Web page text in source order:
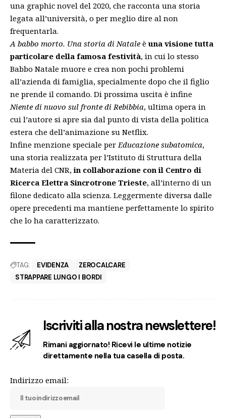
una graphic novel del 2020, che racconta una storia
legata all’università, o per meglio dire al non
frequentarla.
A babbo morto. Una storia di Natale è una visione tutta
particolare della famosa festività, in cui lo stesso
Babbo Natale muore e crea non pochi problemi
all’azienda di famiglia, specialmente dopo che il figlio
ne prende il comando. Di prossima uscita è infine
Niente di nuovo sul fronte di Rebibbia, ultima opera in
cui l’autore si apre sia dal punto di vista della politica
estera che dell’animazione su Netflix.
Infine menzione speciale perEducazione subatomica,
una storia realizzata per l’Istituto di Struttura della
Materia del CNR,in collaborazione con il Centro di
Ricerca Elettra Sincrotrone Trieste, all’interno di un
filone dedicato alla scienza. Leggermente diversa dalle
opere precedenti ma mantiene perfettamente lo spirito
che lo ha caratterizzato.
TAG: EVIDENZA
ZEROCALCARE
STRAPPARE LUNGO I BORDI
Iscriviti alla nostra newslettere!
Rimani aggiornato! Ricevi le ultime notizie
direttamente nella tua casella di posta.
Indirizzo email: